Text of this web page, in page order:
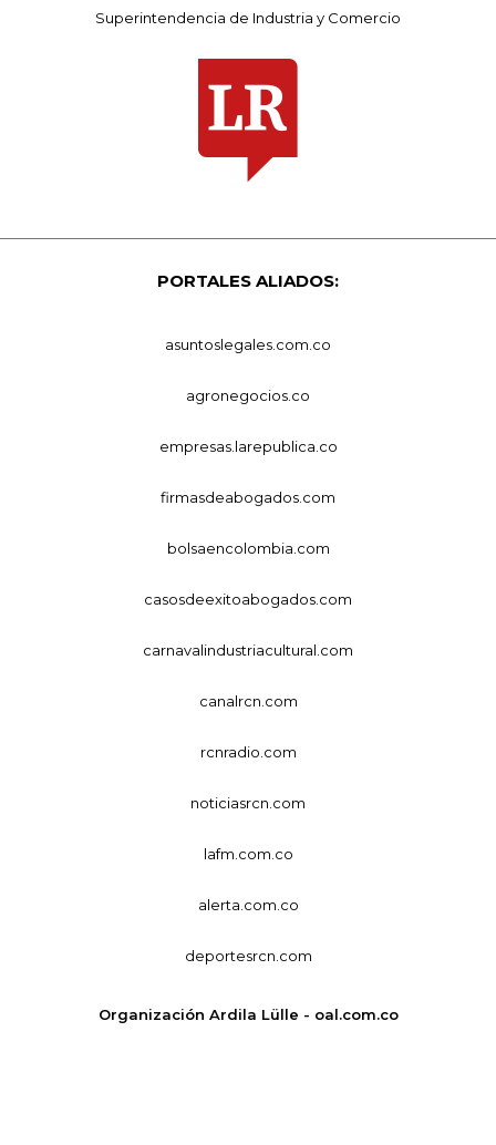
Superintendencia de Industria y Comercio
PORTALES ALIADOS:
asuntoslegales.com.co
agronegocios.co
empresas.larepublica.co
firmasdeabogados.com
bolsaencolombia.com
casosdeexitoabogados.com
carnavalindustriacultural.com
canalrcn.com
rcnradio.com
noticiasrcn.com
lafm.com.co
alerta.com.co
deportesrcn.com
Organización Ardila Lülle - oal.com.co